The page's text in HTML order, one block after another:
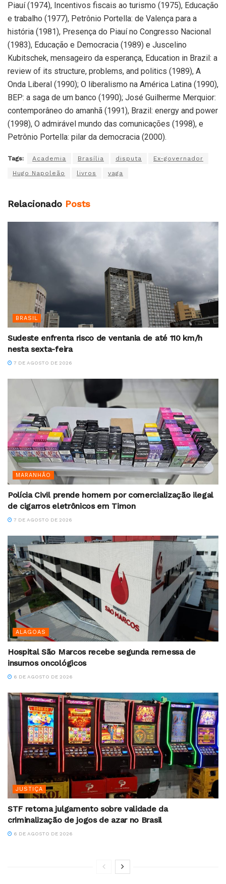
Piauí (1974), Incentivos fiscais ao turismo (1975), Educação
e trabalho (1977), Petrônio Portella: de Valença para a
história (1981), Presença do Piauí no Congresso Nacional
(1983), Educação e Democracia (1989) e Juscelino
Kubitschek, mensageiro da esperança, Education in Brazil: a
review of its structure, problems, and politics (1989), A
Onda Liberal (1990); O liberalismo na América Latina (1990),
BEP: a saga de um banco (1990); José Guilherme Merquior:
contemporâneo do amanhã (1991), Brazil: energy and power
(1998), O admirável mundo das comunicações (1998), e
Petrônio Portella: pilar da democracia (2000).
Tags: Academia Brasília disputa Ex-governador
Hugo Napoleão livros vaga
Relacionado Posts
BRASIL
Sudeste enfrenta risco de ventania de até 110 km/h
nesta sexta-feira
7 DE AGOSTO DE 2026
MARANHÃO
Polícia Civil prende homem por comercialização ilegal
de cigarros eletrônicos em Timon
7 DE AGOSTO DE 2026
ALAGOAS
Hospital São Marcos recebe segunda remessa de
insumos oncológicos
6 DE AGOSTO DE 2026
JUSTIÇA
STF retoma julgamento sobre validade da
criminalização de jogos de azar no Brasil
6 DE AGOSTO DE 2026